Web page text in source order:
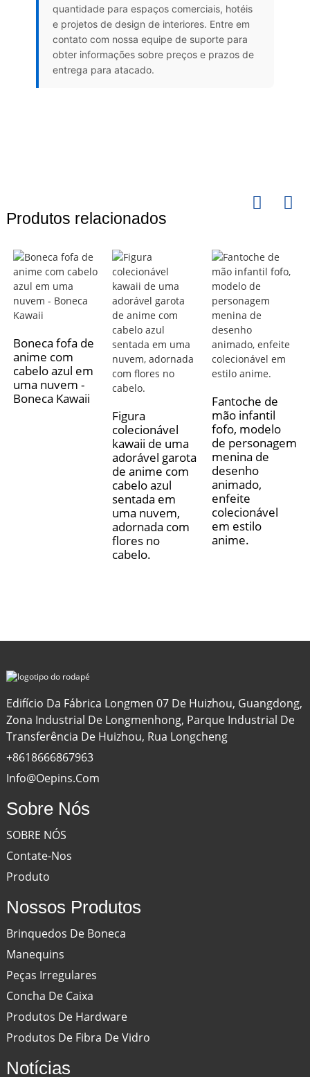
quantidade para espaços comerciais, hotéis
e projetos de design de interiores. Entre em
contato com nossa equipe de suporte para
obter informações sobre preços e prazos de
entrega para atacado.
Produtos relacionados
Boneca fofa de
anime com
cabelo azul em
uma nuvem -
Boneca Kawaii
Figura
colecionável
kawaii de uma
adorável garota
de anime com
cabelo azul
sentada em
uma nuvem,
adornada com
flores no
cabelo.
Fantoche de
mão infantil
fofo, modelo
de personagem
menina de
desenho
animado,
enfeite
colecionável
em estilo
anime.
Edifício Da Fábrica Longmen 07 De Huizhou, Guangdong,
Zona Industrial De Longmenhong, Parque Industrial De
Transferência De Huizhou, Rua Longcheng
+8618666867963
Info@oepins.com
Sobre Nós
SOBRE NÓS
Contate-Nos
Produto
Nossos Produtos
Brinquedos De Boneca
Manequins
Peças Irregulares
Concha De Caixa
Produtos De Hardware
Produtos De Fibra De Vidro
Notícias